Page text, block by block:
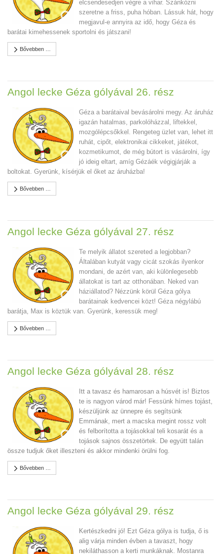
elcsendesedjen végre a vihar. Szánkózni
szeretne a friss, puha hóban. Lássuk hát, hogy
megjavul-e annyira az idő, hogy Géza és
barátai kimehessenek sportolni és játszani!
Bővebben …
Angol lecke Géza gólyával 26. rész
Géza a barátaival bevásárolni megy. Az áruház
igazán hatalmas, parkolóházzal, liftekkel,
mozgólépcsőkkel. Rengeteg üzlet van, lehet itt
ruhát, cipőt, elektronikai cikkeket, játékot,
kozmetikumot, de még bútort is vásárolni, így
jó ideig eltart, amíg Gézáék végigjárják a
boltokat. Gyerünk, kísérjük el őket az áruházba!
Bővebben …
Angol lecke Géza gólyával 27. rész
Te melyik állatot szereted a legjobban?
Általában kutyát vagy cicát szokás ilyenkor
mondani, de azért van, aki különlegesebb
állatokat is tart az otthonában. Neked van
háziállatod? Nézzünk körül Géza gólya
barátainak kedvencei közt! Géza négylábú
barátja, Max is köztük van. Gyerünk, keressük meg!
Bővebben …
Angol lecke Géza gólyával 28. rész
Itt a tavasz és hamarosan a húsvét is! Biztos
te is nagyon várod már! Fessünk hímes tojást,
készüljünk az ünnepre és segítsünk
Emmának, mert a macska megint rossz volt
és felborította a tojásokkal teli kosarát és a
tojások sajnos összetörtek. De együtt talán
össze tudjuk őket illeszteni és akkor mindenki örülni fog.
Bővebben …
Angol lecke Géza gólyával 29. rész
Kertészkedni jó! Ezt Géza gólya is tudja, ő is
alig várja minden évben a tavaszt, hogy
nekiláthasson a kerti munkáknak. Mostanra